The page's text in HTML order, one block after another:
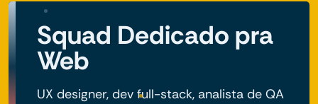
Squad Dedicado pra
Web
UX designer, dev full-stack, analista de QA